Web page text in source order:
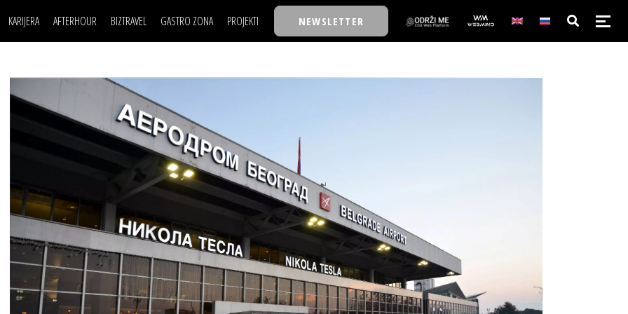
KARIJERA
MOJ UGAO
USAVRŠAVANJE
AFTERHOUR
AUTO SVET
STIL
BIZTRAVEL GASTRO ZONA PROJEKTI
BACK TO OFFICE/SCHOOL
BIZBENDOVI
BIZKOLEGIJUM
BMW BIZNIS LIGA
BIZLIFE WEEK
IZJAVA GODINE
NEWSLETTER
POSAO
MOJ UGAO
USAVRŠAVANJE
KNOW-HOW
FILM I SCENA
AUTO SVET
WELLBEING
NAJKOLEGA
30 ISPOD 30
BIZKOLEGIJUM
BMW BIZNIS LIGA
BIZLIFE WEEK
IZJAVA GODINE